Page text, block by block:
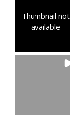
Thumbnail not
available